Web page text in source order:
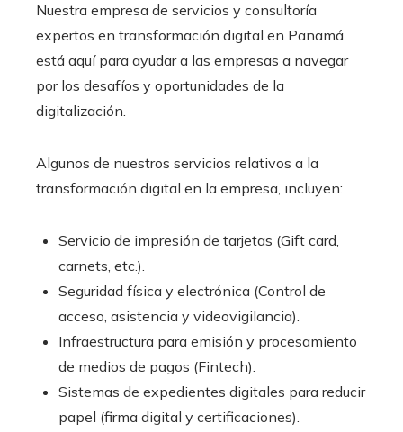
Nuestra empresa de servicios y consultoría
expertos en transformación digital en Panamá
está aquí para ayudar a las empresas a navegar
por los desafíos y oportunidades de la
digitalización.
Algunos de nuestros servicios relativos a la
transformación digital en la empresa, incluyen:
Servicio de impresión de tarjetas (Gift card,
carnets, etc.).
Seguridad física y electrónica (Control de
acceso, asistencia y videovigilancia).
Infraestructura para emisión y procesamiento
de medios de pagos (Fintech).
Sistemas de expedientes digitales para reducir
papel (firma digital y certificaciones).